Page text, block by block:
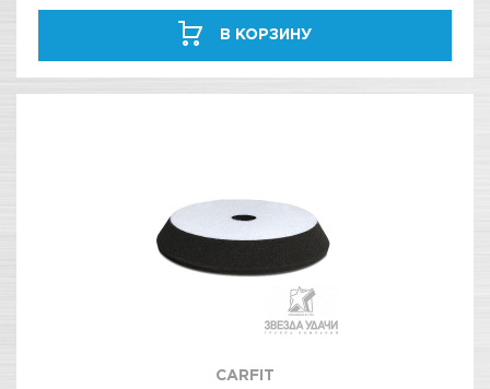
В КОРЗИНУ
CARFIT